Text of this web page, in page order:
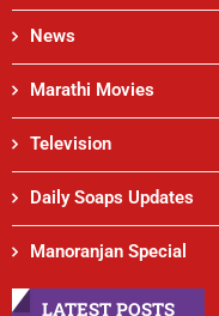
News
Marathi Movies
Television
Daily Soaps Updates
Manoranjan Special
LATEST POSTS